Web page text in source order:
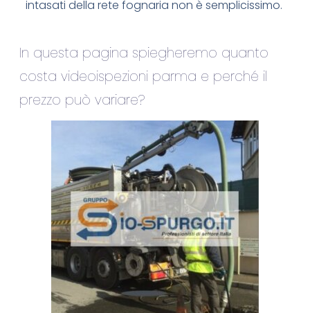
intasati della rete fognaria non è semplicissimo.
In questa pagina spiegheremo quanto
costa videoispezioni parma e perché il
prezzo può variare?